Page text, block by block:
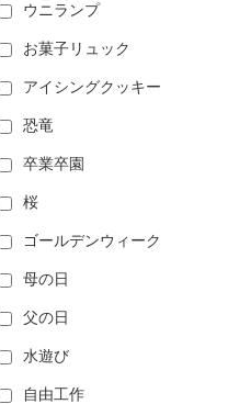
ウニランプ
お菓子リュック
アイシングクッキー
恐竜
卒業卒園
桜
ゴールデンウィーク
母の日
父の日
水遊び
自由工作